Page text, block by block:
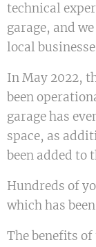
technical
garage, and
local
In May 2022,
been
garage has
space, as
been added to
Hundreds of
which has
The benefits of